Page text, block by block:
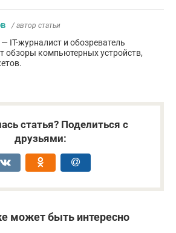
/ автор статьи
IT-журналист и обозреватель
обзоры компьютерных устройств,
статья? Поделиться с
друзьями:
может быть интересно